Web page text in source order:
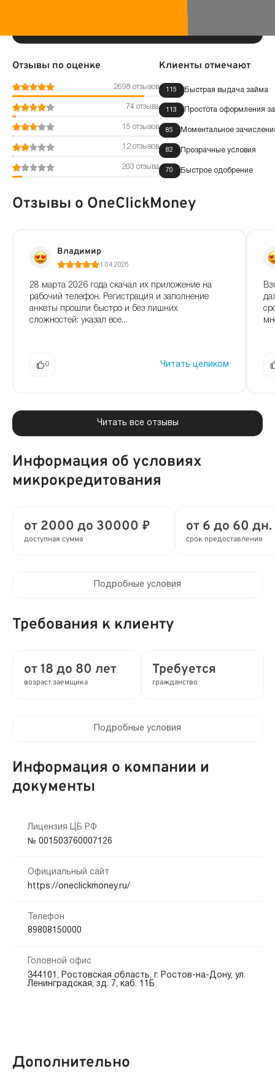
Отзывы по оценке
2698 отзывов
74 отзыва
15 отзывов
12 отзывов
203 отзыва
Клиенты отмечают
115 Быстрая выдача займа
113 Простота оформления
85 Моментальное
82 Прозрачные условия
70 Быстрое одобрение
Отзывы о OneClickMoney
Владимир
1.04.2026
28 марта 2026 года скачал их приложение на
рабочий телефон. Регистрация и заполнение
анкеты прошли быстро и без лишних
сложностей: указал все...
0 Читать целиком
Читать все отзывы
Информация об условиях
микрокредитования
от 2000 до 30000 ₽
доступная сумма
от 6 до 60 дн.
срок предоставления
до 0.8%
Привлечение созаемщиков:
Возможно без поручителей
Способы получения:
На карту
Платёжные системы
Способы погашения:
Платежные терминалы
до 365 дн.
Подробные условия
Требования к клиенту
от 18 до 80 лет
возраст заемщика
Требуется
гражданство
Нет
Мобильный телефон:
Кредитная история:
Документы:
Подробные условия
Информация о компании и
документы
Лицензия ЦБ РФ
№ 001503760007126
Официальный сайт
https://oneclickmoney.ru/
Телефон
89808150000
Головной офис
344101, Ростовская область, г. Ростов-на-Дону, ул.
Ленинградская, зд. 7, каб. 11Б
Дополнительно